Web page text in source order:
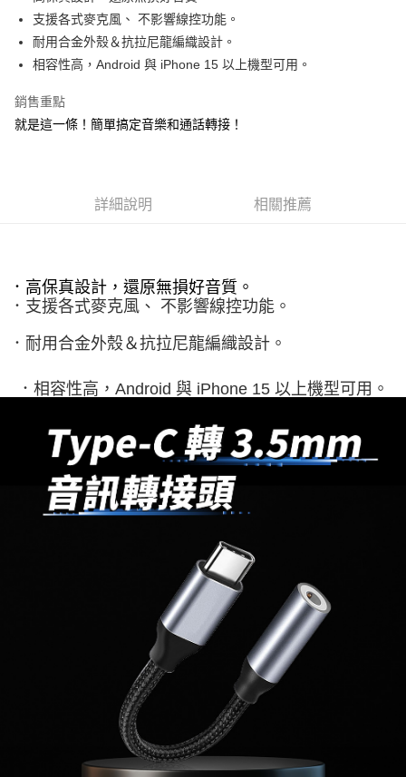
街口支付
悠遊付
Google Pay
ATM付款
每筆NT$60，滿NT$499(含以上)免運費
萊爾富取貨付款
每筆NT$60，滿NT$598(含以上)免運費
每筆NT$60，滿NT$598(含以上)免運費
7-11取貨付款
每筆NT$60，滿NT$598(含以上)免運費
付款後7-11取貨
每筆NT$60，滿NT$598(含以上)免運費
每筆NT$60，滿NT$800(含以上)免運費
支援各式麥克風、 不影響線控功能。
耐用合金外殼＆抗拉尼龍編織設計。
相容性高，Android 與 iPhone 15 以上機型可用。
銷售重點
就是這一條！簡單搞定音樂和通話轉接！
詳細說明 相關推薦
．支援各式麥克風、 不影響線控功能。
．耐用合金外殼＆抗拉尼龍編織設計。
．相容性高，Android 與 iPhone 15 以上機型可用。